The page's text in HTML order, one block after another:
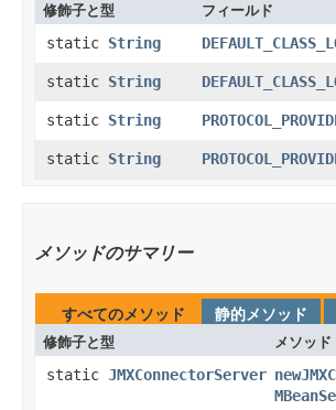
修飾子と型
フィールド
static String
static String
static String
static String
メソッドのサマリー
すべてのメソッド 静的メソッド
修飾子と型
メソッド
static JMXConnectorServer